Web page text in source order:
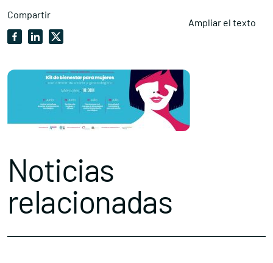
Compartir
Ampliar el texto
Noticias
relacionadas